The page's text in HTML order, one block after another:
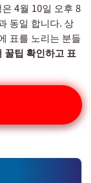
4월 10일 오후 8
동일 합니다. 상
표를 노리는 분들
꿀팁 확인하고 표